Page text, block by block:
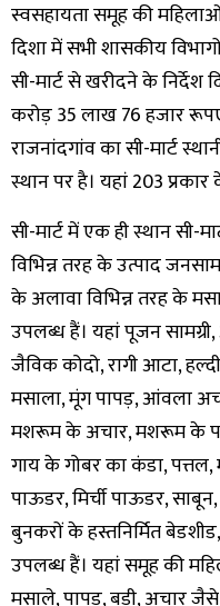
स्वसहायता समूह की
दिशा में सभी शासकीय
सी-मार्ट से खरीदने के निर्देश
करोड़ 35 लाख 76 हजार
राजनांदगांव का सी-मार्ट
स्थान पर है। यहां 203
सी-मार्ट में एक ही स्थान सी-
विभिन्न तरह के उत्पाद
के अलावा विभिन्न तरह के
उपलब्ध हैं। यहां पूजन
जैविक कोदो, रागी आटा,
मसाला, मूंग पापड़, आंवला
मशरूम के अचार, मशरूम के
गाय के गोबर का कंडा, पत्तल,
पाऊडर, मिर्ची पाऊडर,
बुनकरों के हस्तनिर्मित
उपलब्ध हैं। यहां समूह की
मसाले, पापड़, बड़ी, अचार जैसे